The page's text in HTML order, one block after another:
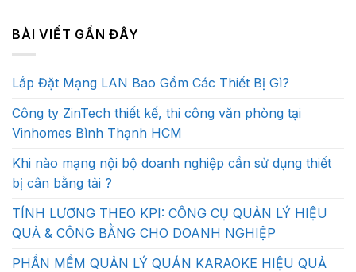
BÀI VIẾT GẦN ĐÂY
Lắp Đặt Mạng LAN Bao Gồm Các Thiết Bị Gì?
Công ty ZinTech thiết kế, thi công văn phòng tại
Vinhomes Bình Thạnh HCM
Khi nào mạng nội bộ doanh nghiệp cần sử dụng thiết
bị cân bằng tải ?
TÍNH LƯƠNG THEO KPI: CÔNG CỤ QUẢN LÝ HIỆU
QUẢ & CÔNG BẰNG CHO DOANH NGHIỆP
PHẦN MỀM QUẢN LÝ QUÁN KARAOKE HIỆU QUẢ